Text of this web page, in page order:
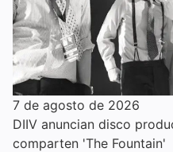
7 de agosto de 2026
DIIV anuncian disco
comparten 'The Fountain'